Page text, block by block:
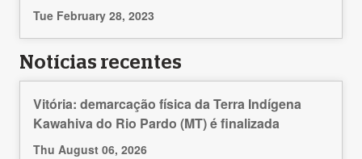
Tue February 28, 2023
Notícias recentes
Vitória: demarcação física da Terra Indígena
Kawahiva do Rio Pardo (MT) é finalizada
Thu August 06, 2026